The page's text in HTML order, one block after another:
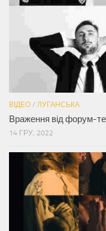
ВІДЕО / ЛУГАНСЬКА
Враження від форум-
14 ГРУ, 2022